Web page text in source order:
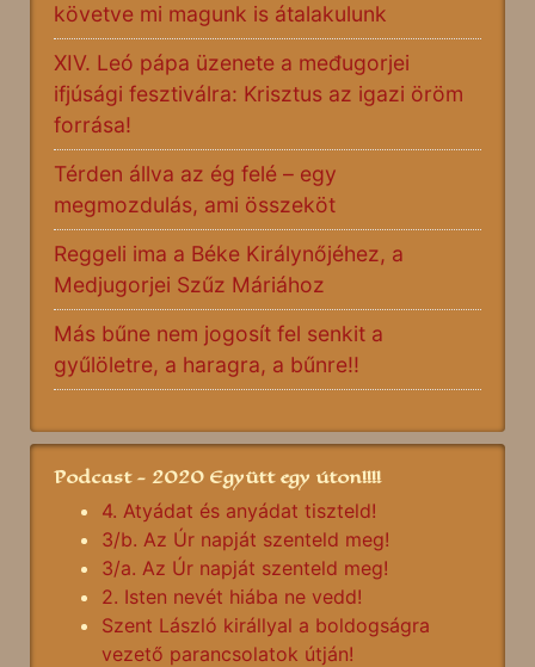
követve mi magunk is átalakulunk
XIV. Leó pápa üzenete a međugorjei
ifjúsági fesztiválra: Krisztus az igazi öröm
forrása!
Térden állva az ég felé – egy
megmozdulás, ami összeköt
Reggeli ima a Béke Királynőjéhez, a
Medjugorjei Szűz Máriához
Más bűne nem jogosít fel senkit a
gyűlöletre, a haragra, a bűnre!!
Podcast - 2020 Együtt egy úton!!!!
4. Atyádat és anyádat tiszteld!
3/b. Az Úr napját szenteld meg!
3/a. Az Úr napját szenteld meg!
2. Isten nevét hiába ne vedd!
Szent László királlyal a boldogságra
vezető parancsolatok útján!